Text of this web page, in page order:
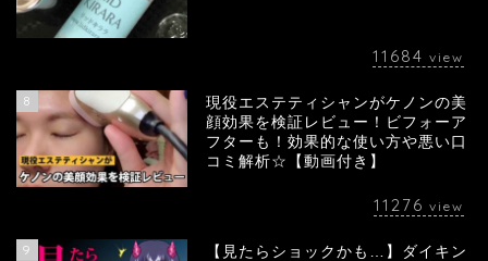
11684 view
8
現役エステティシャンがケノンの美
顔効果を検証レビュー！ビフォーア
フターも！効果的な使い方や悪い口
コミ解析☆【動画付き】
11276 view
9
【見たらショックかも…】ダイキン